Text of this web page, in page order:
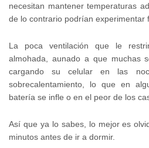
necesitan mantener temperaturas
de lo contrario podrían experimentar
La poca ventilación que le
almohada, aunado a que muchas
cargando su celular en las
sobrecalentamiento, lo que en
batería se infle o en el peor de los
Así que ya lo sabes, lo mejor es
minutos antes de ir a dormir.